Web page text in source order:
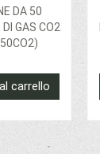
DA 50
GAS CO2
carrello